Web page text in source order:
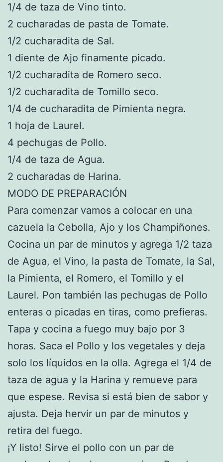
1/4 de taza de Vino tinto.
2 cucharadas de pasta de Tomate.
1/2 cucharadita de Sal.
1 diente de Ajo finamente picado.
1/2 cucharadita de Romero seco.
1/2 cucharadita de Tomillo seco.
1/4 de cucharadita de Pimienta negra.
1 hoja de Laurel.
4 pechugas de Pollo.
1/4 de taza de Agua.
2 cucharadas de Harina.
MODO DE PREPARACIÓN
Para comenzar vamos a colocar en una
cazuela la Cebolla, Ajo y los Champiñones.
Cocina un par de minutos y agrega 1/2 taza
de Agua, el Vino, la pasta de Tomate, la Sal,
la Pimienta, el Romero, el Tomillo y el
Laurel. Pon también las pechugas de Pollo
enteras o picadas en tiras, como prefieras.
Tapa y cocina a fuego muy bajo por 3
horas. Saca el Pollo y los vegetales y deja
solo los líquidos en la olla. Agrega el 1/4 de
taza de agua y la Harina y remueve para
que espese. Revisa si está bien de sabor y
ajusta. Deja hervir un par de minutos y
retira del fuego.
¡Y listo! Sirve el pollo con un par de